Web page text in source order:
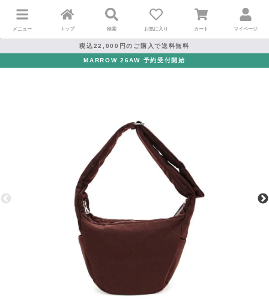
メニュー トップ 検索 お気に入り カート マイページ
税込22,000円のご購入で送料無料
MARROW 26AW 予約受付開始